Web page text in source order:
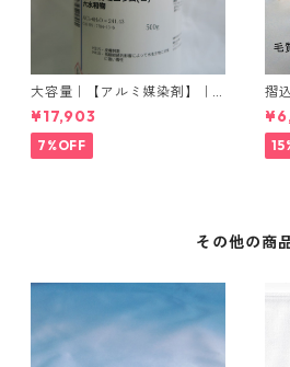
大容量｜【アルミ媒染剤】｜5
00g−5本入り｜塩化アルミニ
ウム
¥17,903
7%OFF
摺
い
その他の商